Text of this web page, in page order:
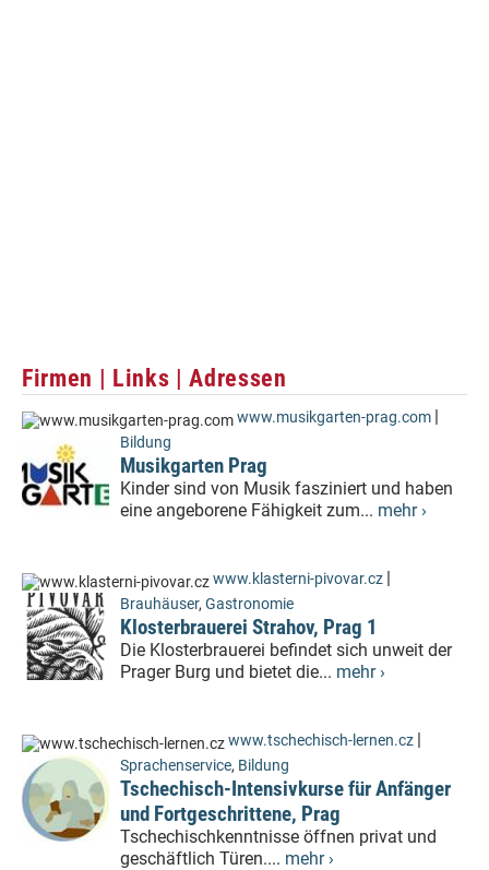
Firmen | Links | Adressen
www.musikgarten-prag.com |
Bildung
Musikgarten Prag
Kinder sind von Musik fasziniert und haben
eine angeborene Fähigkeit zum... mehr ›
www.klasterni-pivovar.cz |
Brauhäuser, Gastronomie
Klosterbrauerei Strahov, Prag 1
Die Klosterbrauerei befindet sich unweit der
Prager Burg und bietet die... mehr ›
www.tschechisch-lernen.cz |
Sprachenservice, Bildung
Tschechisch-Intensivkurse für Anfänger
und Fortgeschrittene, Prag
Tschechischkenntnisse öffnen privat und
geschäftlich Türen.... mehr ›